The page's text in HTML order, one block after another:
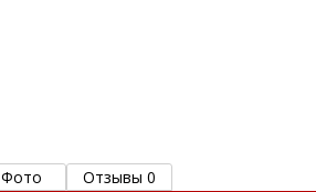
Фото Отзывы 0